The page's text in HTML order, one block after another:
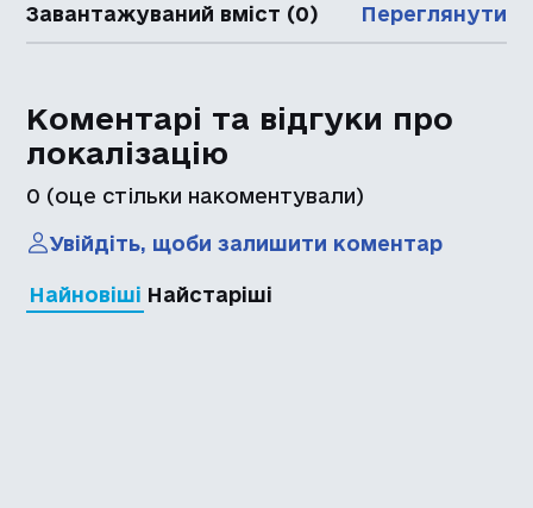
Завантажуваний вміст (0) Переглянути
Коментарі та відгуки про
локалізацію
0 (оце стільки накоментували)
Увійдіть, щоби залишити коментар
Найновіші Найстаріші